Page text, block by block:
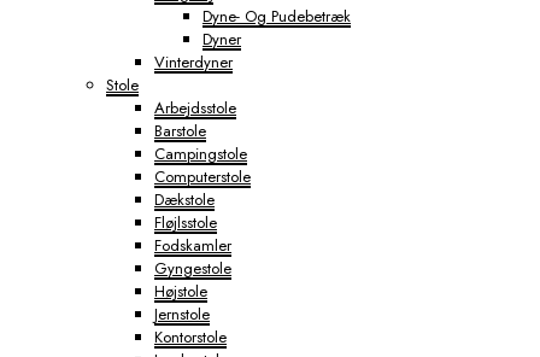
Dyne- Og Pudebetræk
Dyner
Vinterdyner
Stole
Arbejdsstole
Barstole
Campingstole
Computerstole
Dækstole
Fløjlsstole
Fodskamler
Gyngestole
Højstole
Jernstole
Kontorstole